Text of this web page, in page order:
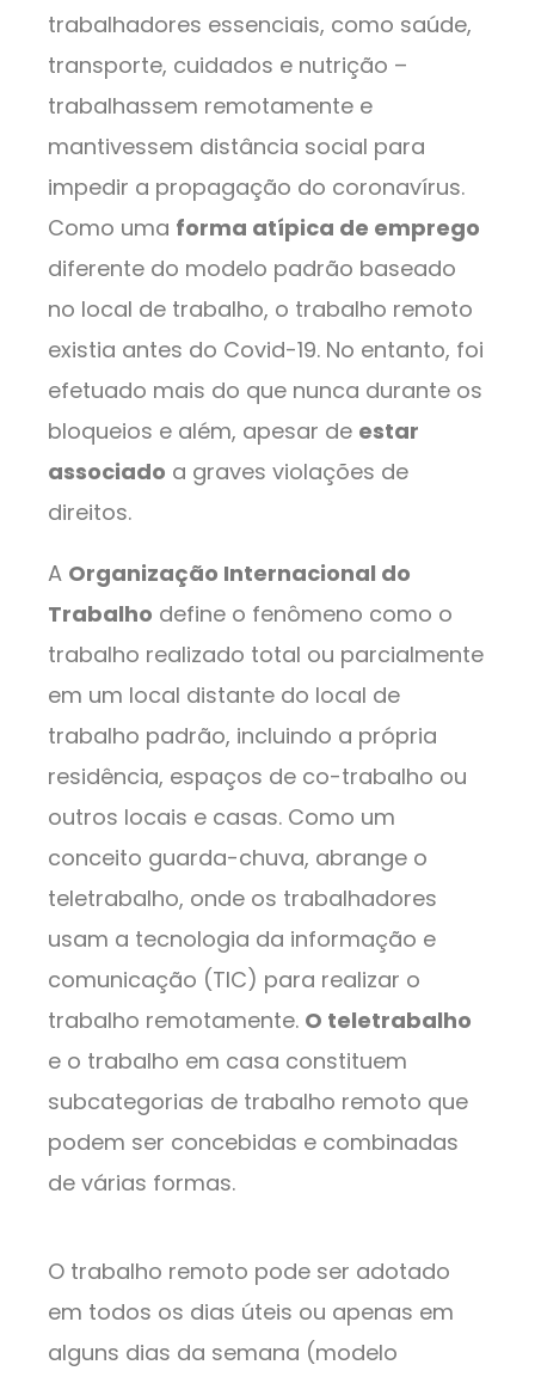
trabalhadores essenciais, como saúde,
transporte, cuidados e nutrição –
trabalhassem remotamente e
mantivessem distância social para
impedir a propagação do coronavírus.
Como uma forma atípica de emprego
diferente do modelo padrão baseado
no local de trabalho, o trabalho remoto
existia antes do Covid-19. No entanto, foi
efetuado mais do que nunca durante os
bloqueios e além, apesar de estar
associado a graves violações de
direitos.
A Organização Internacional do
Trabalho define o fenômeno como o
trabalho realizado total ou parcialmente
em um local distante do local de
trabalho padrão, incluindo a própria
residência, espaços de co-trabalho ou
outros locais e casas. Como um
conceito guarda-chuva, abrange o
teletrabalho, onde os trabalhadores
usam a tecnologia da informação e
comunicação (TIC) para realizar o
trabalho remotamente. O teletrabalho
e o trabalho em casa constituem
subcategorias de trabalho remoto que
podem ser concebidas e combinadas
de várias formas.
O trabalho remoto pode ser adotado
em todos os dias úteis ou apenas em
alguns dias da semana (modelo